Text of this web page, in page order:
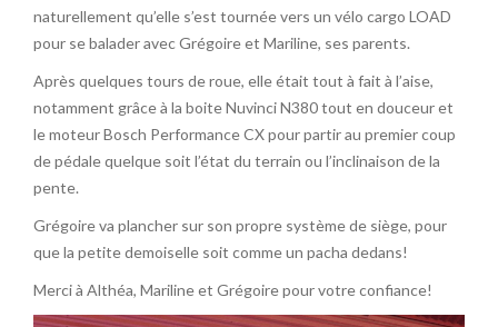
naturellement qu’elle s’est tournée vers un vélo cargo LOAD
pour se balader avec Grégoire et Mariline, ses parents.
Après quelques tours de roue, elle était tout à fait à l’aise,
notamment grâce à la boite Nuvinci N380 tout en douceur et
le moteur Bosch Performance CX pour partir au premier coup
de pédale quelque soit l’état du terrain ou l’inclinaison de la
pente.
Grégoire va plancher sur son propre système de siège, pour
que la petite demoiselle soit comme un pacha dedans!
Merci à Althéa, Mariline et Grégoire pour votre confiance!